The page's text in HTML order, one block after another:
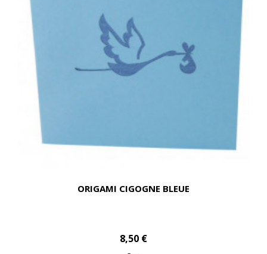
ORIGAMI CIGOGNE BLEUE
8,50 €